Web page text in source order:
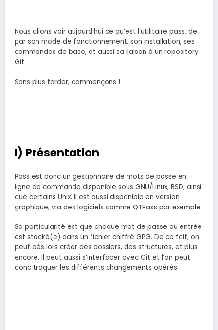
Nous allons voir aujourd’hui ce qu’est l’utilitaire pass, de
par son mode de fonctionnement, son installation, ses
commandes de base, et aussi sa liaison à un repository
Git.
Sans plus tarder, commençons !
I) Présentation
Pass est donc un gestionnaire de mots de passe en
ligne de commande disponible sous GNU/Linux, BSD, ainsi
que certains Unix. Il est aussi disponible en version
graphique, via des logiciels comme QTPass par exemple.
Sa particularité est que chaque mot de passe ou entrée
est stocké(e) dans un fichier chiffré GPG. De ce fait, on
peut dès lors créer des dossiers, des structures, et plus
encore. Il peut aussi s’interfacer avec Git et l’on peut
donc traquer les différents changements opérés.